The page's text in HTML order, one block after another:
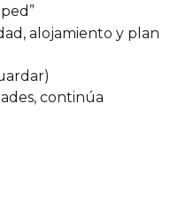
alojamiento y plan
continúa